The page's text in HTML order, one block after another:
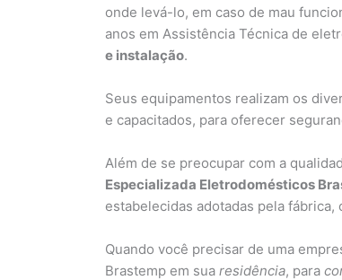
onde levá-lo, em caso de mau
anos em Assistência Técnica de
e instalação.
Seus equipamentos realizam os
e capacitados, para oferecer
Além de se preocupar com a
Especializada Eletrodomésticos
estabelecidas adotadas pela fábrica,
Quando você precisar de uma
Brastemp em sua residência, para